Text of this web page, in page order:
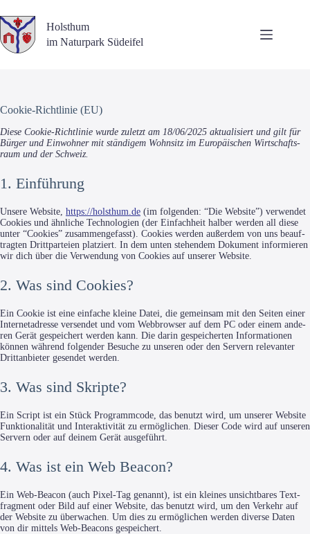
Inhalt
springen
Holsthum
im Naturpark Südeifel
Cookie-Richtlinie (EU)
Die­se Coo­kie-Richt­li­nie wur­de zuletzt am 18/06/2025 aktua­li­siert und gilt für
Bür­ger und Ein­woh­ner mit stän­di­gem Wohn­sitz im Euro­päi­schen Wirt­schafts­
raum und der Schweiz.
1. Einführung
Unse­re Web­site, https://holsthum.de (im fol­gen­den: “Die Web­site”) ver­wen­det
Coo­kies und ähn­li­che Tech­no­lo­gien (der Ein­fach­heit hal­ber wer­den all die­se
unter “Coo­kies” zusam­men­ge­fasst). Coo­kies wer­den außer­dem von uns beauf­
trag­ten Dritt­par­tei­en plat­ziert. In dem unten ste­hen­dem Doku­ment infor­mie­ren
wir dich über die Ver­wen­dung von Coo­kies auf unse­rer Website.
2. Was sind Cookies?
Ein Coo­kie ist eine ein­fa­che klei­ne Datei, die gemein­sam mit den Sei­ten einer
Inter­net­adres­se ver­sen­det und vom Web­brow­ser auf dem PC oder einem ande­
ren Gerät gespei­chert wer­den kann. Die dar­in gespei­cher­ten Infor­ma­tio­nen
kön­nen wäh­rend fol­gen­der Besu­che zu unse­ren oder den Ser­vern rele­van­ter
Dritt­an­bie­ter gesen­det werden.
3. Was sind Skripte?
Ein Script ist ein Stück Pro­gramm­code, das benutzt wird, um unse­rer Web­site
Funk­tio­na­li­tät und Inter­ak­ti­vi­tät zu ermög­li­chen. Die­ser Code wird auf unse­ren
Ser­vern oder auf dei­nem Gerät ausgeführt.
4. Was ist ein Web Beacon?
Ein Web-Bea­con (auch Pixel-Tag genannt), ist ein klei­nes unsicht­ba­res Text­
frag­ment oder Bild auf einer Web­site, das benutzt wird, um den Ver­kehr auf
der Web­site zu über­wa­chen. Um dies zu ermög­li­chen wer­den diver­se Daten
von dir mit­tels Web-Bea­cons gespeichert.